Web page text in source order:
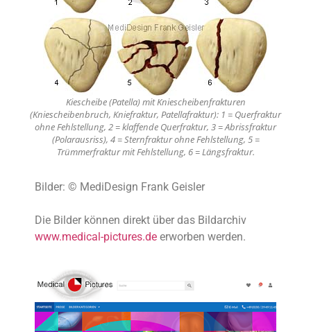
Kiescheibe (Patella) mit Kniescheibenfrakturen
(Kniescheibenbruch, Kniefraktur, Patellafraktur): 1 = Querfraktur
ohne Fehlstellung, 2 = klaffende Querfraktur, 3 = Abrissfraktur
(Polarausriss), 4 = Sternfraktur ohne Fehlstellung, 5 =
Trümmerfraktur mit Fehlstellung, 6 = Längsfraktur.
Bilder: © MediDesign Frank Geisler
Die Bilder können direkt über das Bildarchiv
www.medical-pictures.de erworben werden.